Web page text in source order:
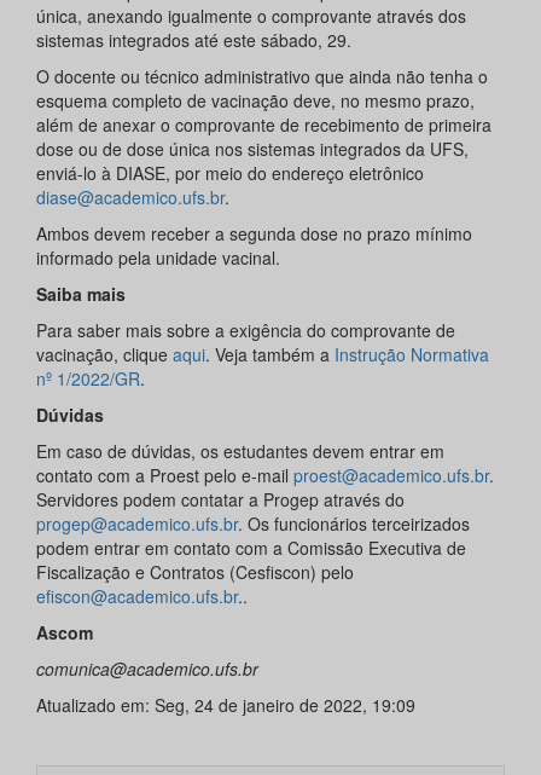
única, anexando igualmente o comprovante através dos
sistemas integrados até este sábado, 29.
O docente ou técnico administrativo que ainda não tenha o
esquema completo de vacinação deve, no mesmo prazo,
além de anexar o comprovante de recebimento de primeira
dose ou de dose única nos sistemas integrados da UFS,
enviá-lo à DIASE, por meio do endereço eletrônico
diase@academico.ufs.br.
Ambos devem receber a segunda dose no prazo mínimo
informado pela unidade vacinal.
Saiba mais
Para saber mais sobre a exigência do comprovante de
vacinação, clique aqui. Veja também a Instrução Normativa
nº 1/2022/GR.
Dúvidas
Em caso de dúvidas, os estudantes devem entrar em
contato com a Proest pelo e-mail proest@academico.ufs.br.
Servidores podem contatar a Progep através do
progep@academico.ufs.br. Os funcionários terceirizados
podem entrar em contato com a Comissão Executiva de
Fiscalização e Contratos (Cesfiscon) pelo
efiscon@academico.ufs.br..
Ascom
comunica@academico.ufs.br
Atualizado em: Seg, 24 de janeiro de 2022, 19:09